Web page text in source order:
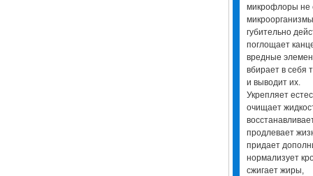
микрофлоры не
губительно
поглощает
вредные
вбирает в себя
и выводит их.
Укрепляет
очищает
продлевает
придает
нормализует
сжигает жиры,